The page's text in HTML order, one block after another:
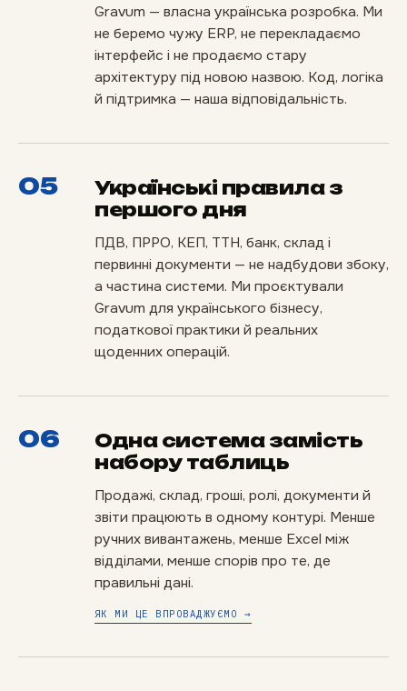
Gravum — власна українська розробка. Ми
не беремо чужу ERP, не перекладаємо
інтерфейс і не продаємо стару
архітектуру під новою назвою. Код, логіка
й підтримка — наша відповідальність.
05
Українські правила з
першого дня
ПДВ, ПРРО, КЕП, ТТН, банк, склад і
первинні документи — не надбудови збоку,
а частина системи. Ми проєктували
Gravum для українського бізнесу,
податкової практики й реальних
щоденних операцій.
06
Одна система замість
набору таблиць
Продажі, склад, гроші, ролі, документи й
звіти працюють в одному контурі. Менше
ручних вивантажень, менше Excel між
відділами, менше спорів про те, де
правильні дані.
ЯК МИ ЦЕ ВПРОВАДЖУЄМО →